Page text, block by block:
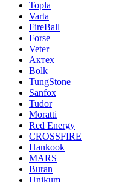
Topla
Varta
FireBall
Forse
Veter
Актех
Bolk
TungStone
Sanfox
Tudor
Moratti
Red Energy
CROSSFIRE
Hankook
MARS
Buran
Unikum